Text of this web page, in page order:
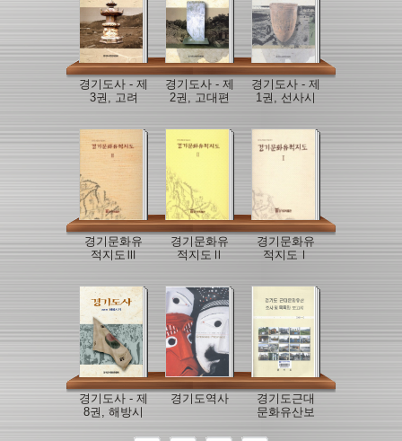
경기도사 - 제
3권, 고려
경기도사 - 제
2권, 고대편
경기도사 - 제
1권, 선사시
경기문화유
적지도Ⅲ
경기문화유
적지도Ⅱ
경기문화유
적지도Ⅰ
경기도사 - 제
8권, 해방시
경기도역사
경기도근대
문화유산보